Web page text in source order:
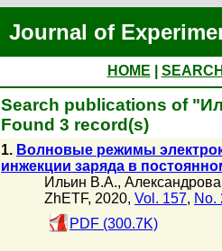
Journal of
HOME
Search publications of
Found 3 record(s)
1. Волновые режимы
инжекции заряда в
Ильин В.А.,
ZhETF, 2020, Vol. 157, No.
PDF (300.7K)